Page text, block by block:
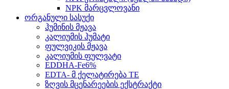
NPK მარცვლოვანი
ორგანული სასუქი
ჰუმინის მჟავა
კალიუმის ჰუმატი
ფულვიკის მჟავა
კალიუმის ფულვატი
EDDHA-Fe6%
EDTA- მ ქელატირება TE
ზღვის მცენარეების ექსტრაქტი